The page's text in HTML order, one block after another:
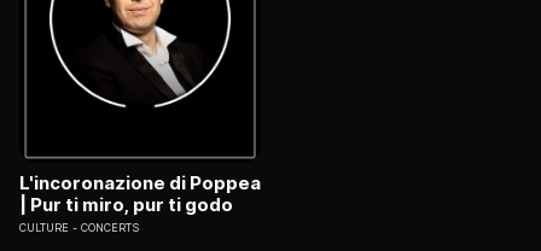
L'incoronazione di Poppea
| Pur ti miro, pur ti godo
CULTURE CONCERTS